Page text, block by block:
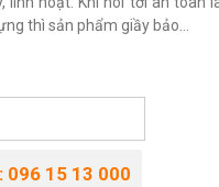
thì sản phẩm giầy bảo...
096 15 13 000